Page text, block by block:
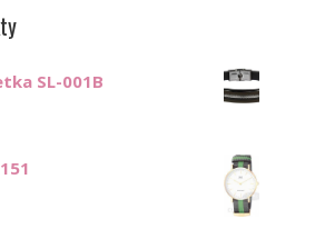
SL-001B